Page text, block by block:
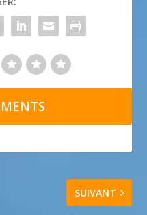
SUIVANT